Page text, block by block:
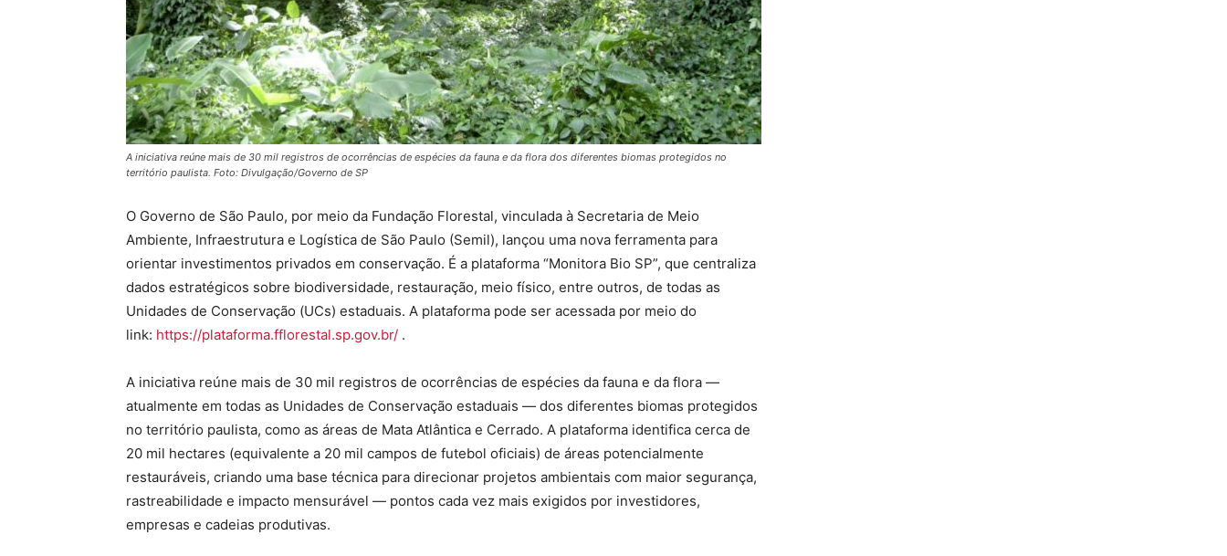
A iniciativa reúne mais de 30 mil registros de ocorrências de espécies da fauna e da flora dos diferentes biomas protegidos no
território paulista. Foto: Divulgação/Governo de SP
O Governo de São Paulo, por meio da Fundação Florestal, vinculada à Secretaria de Meio
Ambiente, Infraestrutura e Logística de São Paulo (Semil), lançou uma nova ferramenta para
orientar investimentos privados em conservação. É a plataforma “Monitora Bio SP”, que centraliza
dados estratégicos sobre biodiversidade, restauração, meio físico, entre outros, de todas as
Unidades de Conservação (UCs) estaduais. A plataforma pode ser acessada por meio do
link: https://plataforma.fflorestal.sp.gov.br/ .
A iniciativa reúne mais de 30 mil registros de ocorrências de espécies da fauna e da flora —
atualmente em todas as Unidades de Conservação estaduais — dos diferentes biomas protegidos
no território paulista, como as áreas de Mata Atlântica e Cerrado. A plataforma identifica cerca de
20 mil hectares (equivalente a 20 mil campos de futebol oficiais) de áreas potencialmente
restauráveis, criando uma base técnica para direcionar projetos ambientais com maior segurança,
rastreabilidade e impacto mensurável — pontos cada vez mais exigidos por investidores,
empresas e cadeias produtivas.